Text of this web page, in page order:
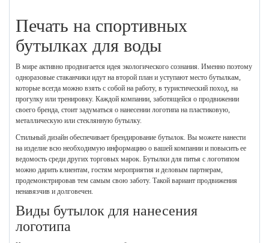
Печать на спортивных
бутылках для воды
В мире активно продвигается идея экологического сознания. Именно поэтому
одноразовые стаканчики идут на второй план и уступают место бутылкам,
которые всегда можно взять с собой на работу, в туристический поход, на
прогулку или тренировку. Каждой компании, заботящейся о продвижении
своего бренда, стоит задуматься о нанесении логотипа на пластиковую,
металлическую или стеклянную бутылку.
Стильный дизайн обеспечивает брендирование бутылок. Вы можете нанести
на изделие всю необходимую информацию о вашей компании и повысить ее
ведомость среди других торговых марок. Бутылки для питья с логотипом
можно дарить клиентам, гостям мероприятия и деловым партнерам,
продемонстрировав тем самым свою заботу. Такой вариант продвижения
ненавязчив и долговечен.
Виды бутылок для нанесения
логотипа